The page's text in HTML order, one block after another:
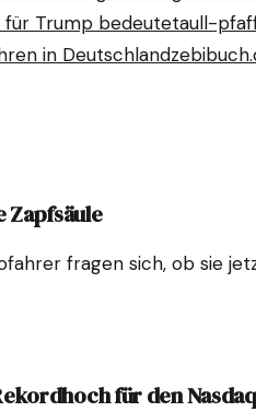
für Trump bedeutetaull-
in Deutschland
Zapfsäule
fragen sich, ob sie
für den